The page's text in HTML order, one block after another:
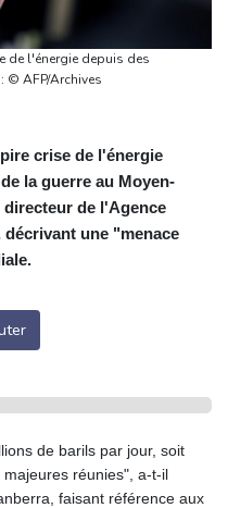
de l'énergie depuis des
décennies, avertit le chef de l'AIE / Photo: © AFP/Archives
crise de l'énergie
la guerre au Moyen-
de l'Agence
une "menace
de barils par jour, soit
réunies", a-t-il
faisant référence aux